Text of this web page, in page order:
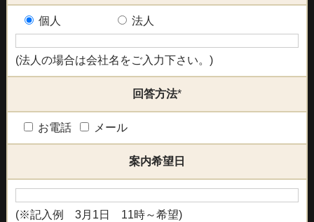
個人 法人
(法人の場合は会社名をご入力下さい。)
回答方法*
お電話 メール
案内希望日
(※記入例 3月1日 11時～希望)